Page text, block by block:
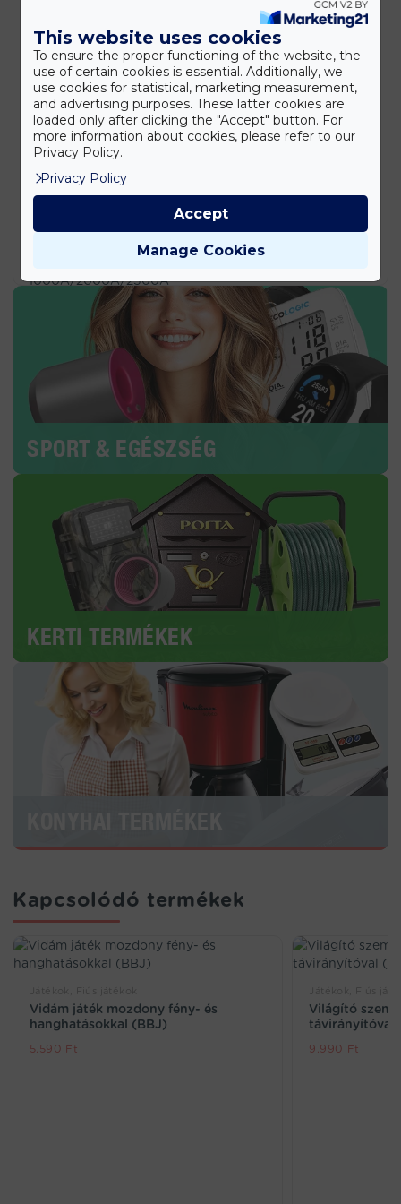
Stanley SXWTD-FT585 2 az 1-ben összecsukható
molnárkocsi és platformkocsi – 137 kg teherbírás
(EDC)
42.990 Ft
Stanley SDH700 700 W ütvefúró – 13 mm-es
tokmánnyal (EDC)
20.990Ft
PowerStart Q15 – hordozható bikázó és
légkompresszor 1000A/2000A/2500A (BBD)
37.990
Ft
Retro Kresz teszt társasjáték – közlekedési oktató
játék kicsiknek és nagyoknak (BBMJ)
SPORT & EGÉSZSÉG
KERTI TERMÉKEK
Kapcsolódó termékek
Vidám játék mozdony fény- és
hanghatásokkal (BBJ)
5.590 Ft
Világító
távirányítóval
9.990 Ft
This website uses cookies
To ensure the proper functioning of the website, the
use of certain cookies is essential. Additionally, we
use cookies for statistical, marketing measurement,
and advertising purposes. These latter cookies are
loaded only after clicking the "Accept" button. For
more information about cookies, please refer to our
Privacy Policy.
Privacy Policy
Manage Cookies
Accept